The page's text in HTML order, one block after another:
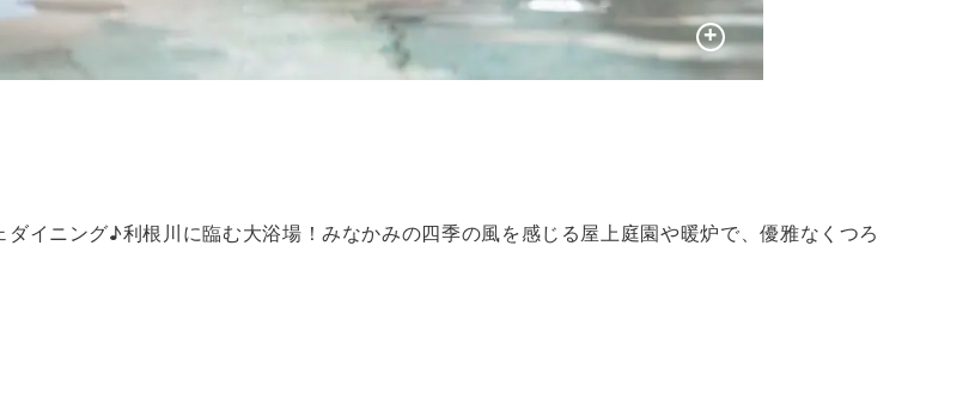
イニング♪利根川に臨む大浴場！みなかみの四季の風を感じる屋上庭園や暖炉で、優雅なくつろ